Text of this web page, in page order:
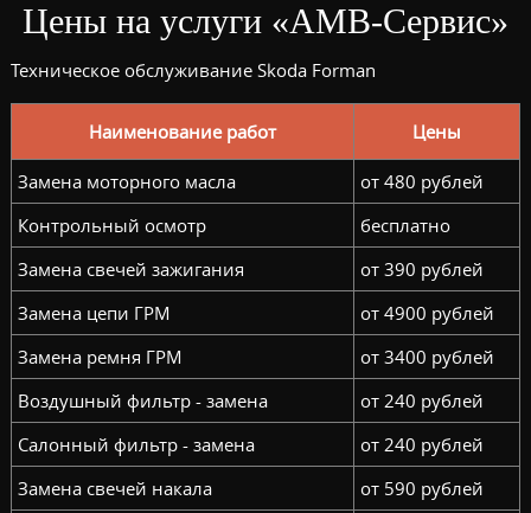
Цены на услуги «АМВ-Сервис»
Техническое обслуживание Skoda Forman
Наименование работ Цены
Замена моторного масла
от 480 рублей
Контрольный осмотр
бесплатно
Замена свечей зажигания
от 390 рублей
Замена цепи ГРМ
от 4900 рублей
Замена ремня ГРМ
от 3400 рублей
Воздушный фильтр - замена
от 240 рублей
Салонный фильтр - замена
от 240 рублей
Замена свечей накала
от 590 рублей